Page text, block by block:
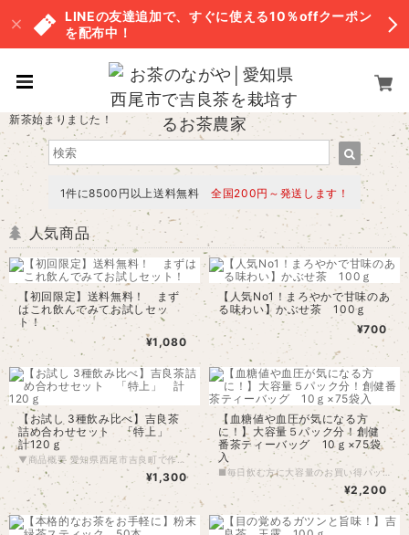
LINEの友達追加で、すぐに使える10％offクーポン
を配布中！
新茶始まりました！
1件に8500円以上送料無料 全国200円～発送します！
人気商品
【初回限定】送料無料！ まず
はこれ飲んでみてお試しセッ
ト！
¥1,080
【人気No1！まろやかで甘味のあ
る味わい】かぶせ茶 100ｇ
¥700
【お試し 3種飲み比べ】吉良茶
詰め合わせセット 「特上」
計120ｇ
▼商品概要 愛知県西尾市吉良町で作られた、「お茶のながや」でしか買えないブランド「吉良茶」です。 農薬、化学肥料を極力使わない栽培法で、1番茶に農薬をかけていません。 程よい渋みや旨味がある「普通蒸し煎茶」で、火香（甘い焙煎香）が弱く、お茶そのものフレッシュな香りが特徴です。 ■【収穫時期】や【部位】や【遮光期間】などでコンセプトを分けた飲み比べセットです。 【特上】セットは、収穫時期の早い茶葉を集めました。 全て1番茶ですが、収穫の時期によって、葉が細かくて柔らかい葉になり風味が良いです。 そんな味わいの違う茶葉を3種類詰め合わせています。 ■内容品 ・特上煎茶 30ｇ ・特上かぶせ茶 40ｇ ・特上粉茶 50ｇ ※目詰まり注意 特上煎茶 30g入 収穫時期が新茶の次に早く、芽が細かく繊細な旨味を楽しめる茶葉です。また、遮光日数も比較的短めで、「煎茶」っぽい程よい渋味や、ややフルーティな後味も楽しめます。 淹れ方一つでいろんな味を楽しめる当園自慢の逸品。 特上かぶせ茶 40ｇ入 かぶせ茶の中でも、収穫時期の早い芽の細かい葉を使用しています。 「かぶせ茶」と比較すると、より後味に余韻が残る玉露に近いような味わいです。 まろやかさや、甘味と旨味をしっかり楽しめる味わいです。 じっくり飲みたい方におすすめ。 特上粉茶 50g 「特上煎茶」などの製造過程で出る「粉」を選別したお茶。 細かい葉から、フレッシュな香りと程よい渋味としっかり旨味を楽しめます。 熱湯でサッと淹れると、苦味の好きな方にもおすすめ。 網の細かい急須や、茶こしでサッとどうぞ！ 特に、氷で急冷したアイスティーにお勧め！ ▼分量の目安(2人前) ※目安なので、お好みで調整してくださいね。 葉量や湯量で時間で濃さが変わります。 高温でサッと「渋味」が楽しめ、低温でじっくり「旨味」を楽しめます。 ■特上煎茶 葉量:約8-10ｇ 湯量:約180ml 湯温:70-80℃ 浸出時間:60-90秒ほど ■特上かぶせ茶 葉量:約6g-8g 湯量:約180ml 湯温:60-80℃がおすすめ 浸出時間:60秒ほど ■特上粉茶 葉量:約6g-8g 湯量:約250ml 湯温:80℃-95℃がおすすめ 浸出時間:10-30秒ほど ※濃くなりやすいです ※ギフトも承ります。送料システムの都合上別売りの箱とご一緒にご購入ください。 包装紙とのしもお付けできます。
¥1,300
【血糖値や血圧が気になる方
に！】大容量５パック分！創健
番茶ティーバッグ 10ｇ×75袋
入
■毎日飲む方に大容量のお買い得パック！ ・創健番茶の5袋分（75パック）が入っております。150円お得！！ ・1番茶を刈った後の、少し成長して大きくなった葉です。 その葉を細かくして、10ｇのティーバッグにしました。 ・お湯でも飲めますが、水で出すと「渋味」「苦味」が抑えられあっさりして飲みやすいです。 また、水で出すと「ポリサッカライド」という、「血糖値」の上昇を抑える効果があるという多糖類成分が摂取できます。（熱に弱い） ・新芽が出てから農薬をかけていませんが、2番茶には防虫のため少量の農薬を使っています。 番茶には、その古葉がごくまれに混ざってしまうことがあります。 ・普通蒸し煎茶で、火香が少なく、お茶本来の素朴で豊かな風味を楽しめます。 ■淹れ方の目安 水量：約1000ｍｌ-2000ｍｌ 葉量：1-2個 浸出時間：3時間ほど ※容器に水とパックを入れ、冷蔵庫に入れておくだけで簡単にできます。 混ぜて色がしっかり出たら飲み頃です。 1日１リットルほど飲むのがおすすめです！
¥2,200